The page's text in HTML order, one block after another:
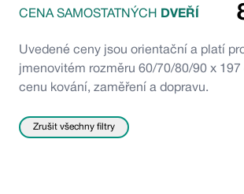
CENA SAMOSTATNÝCH DVEŘÍ
Uvedené ceny jsou orientační a platí
jmenovitém rozměru 60/70/80/90 x
cenu kování, zaměření a dopravu.
Zrušit všechny filtry